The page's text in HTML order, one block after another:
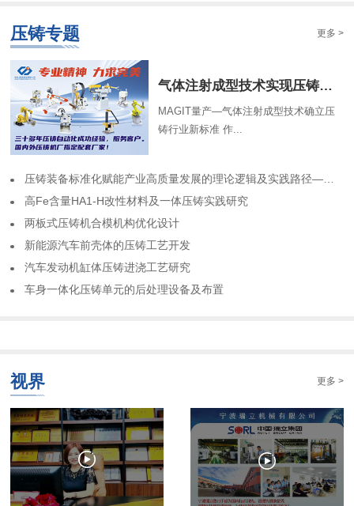
压铸专题 更多 >
气体注射成型技术实现压铸中空结构
MAGIT量产—气体注射成型技术确立压
铸行业新标准 作...
​压铸装备标准化赋能产业高质量发展的理论逻辑及实践路径——基于力劲集团标准化实践历程的回顾
高Fe含量HA1-H改性材料及一体压铸实践研究
两板式压铸机合模机构优化设计
​新能源汽车前壳体的压铸工艺开发
​汽车发动机缸体压铸进浇工艺研究
车身一体化压铸单元的后处理设备及布置
视界 更多 >